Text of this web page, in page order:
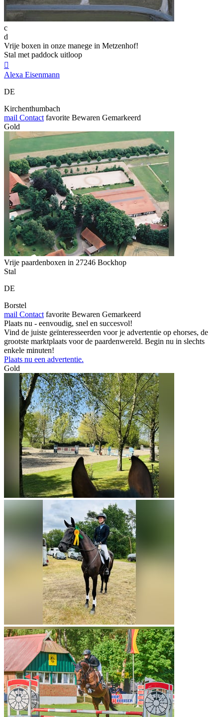
c
d
Vrije boxen in onze manege in Metzenhof!
Stal met paddock uitloop

Alexa Eisenmann
DE
Kirchenthumbach
mail Contact favorite Bewaren Gemarkeerd
Gold
Vrije paardenboxen in 27246 Bockhop
Stal
DE
Borstel
mail Contact favorite Bewaren Gemarkeerd
Plaats nu - eenvoudig, snel en succesvol!
Vind de juiste geïnteresseerden voor je advertentie op ehorses, de
grootste marktplaats voor de paardenwereld. Begin nu in slechts
enkele minuten!
Plaats nu een advertentie.
Gold